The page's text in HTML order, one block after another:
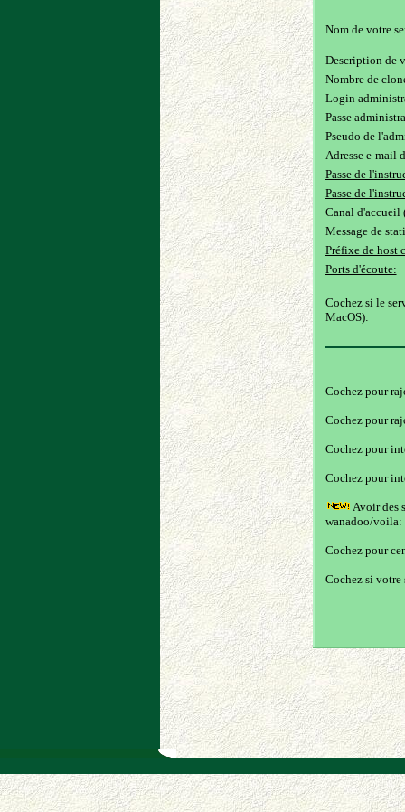
Nom de votre
Description de
Nombre de
Login
Passe
Pseudo de
Adresse e-mail
Passe de
Passe de
Canal d'accueil
Message de
Préfixe de host
Ports d'écoute:
Cochez si le
MacOS):
Cochez pour
Cochez pour
Cochez pour
Cochez pour
Avoir des
wanadoo/voila:
Cochez pour
Cochez si votre